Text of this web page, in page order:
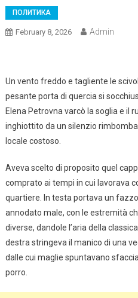
ПОЛИТИКА
February 8, 2026 Admin
Un vento freddo e tagliente le
pesante porta di quercia si
Elena Petrovna varcò la soglia e il
inghiottito da un silenzio
locale costoso.
Aveva scelto di proposito quel
comprato ai tempi in cui lavorava
quartiere. In testa portava un
annodato male, con le estremità
diverse, dandole l’aria della
destra stringeva il manico di una
dalle cui maglie spuntavano
porro.